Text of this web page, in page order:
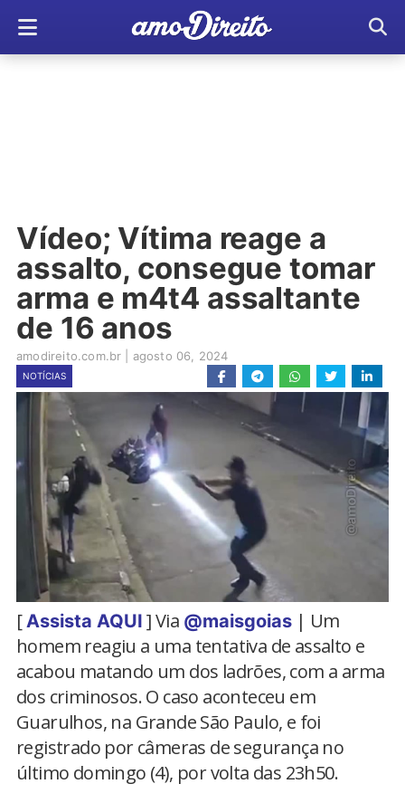
Vídeo; Vítima reage a
assalto, consegue tomar
arma e m4t4 assaltante
de 16 anos
amodireito.com.br agosto 06, 2024
NOTÍCIAS
[Assista AQUI ] Via @maisgoias| Um
homem reagiu a uma tentativa de assalto e
acabou matando um dos ladrões, com a arma
dos criminosos. O caso aconteceu em
Guarulhos, na Grande São Paulo, e foi
registrado por câmeras de segurança no
último domingo (4), por volta das 23h50.